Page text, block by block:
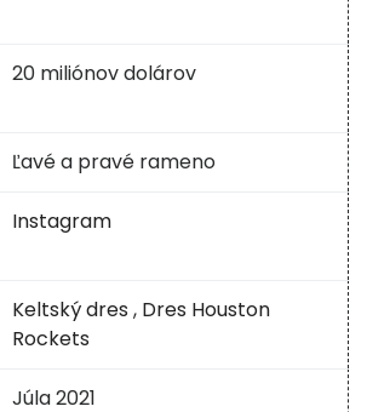
20 miliónov dolárov
Ľavé a pravé rameno
Instagram
Keltský dres , Dres Houston
Rockets
Júla 2021